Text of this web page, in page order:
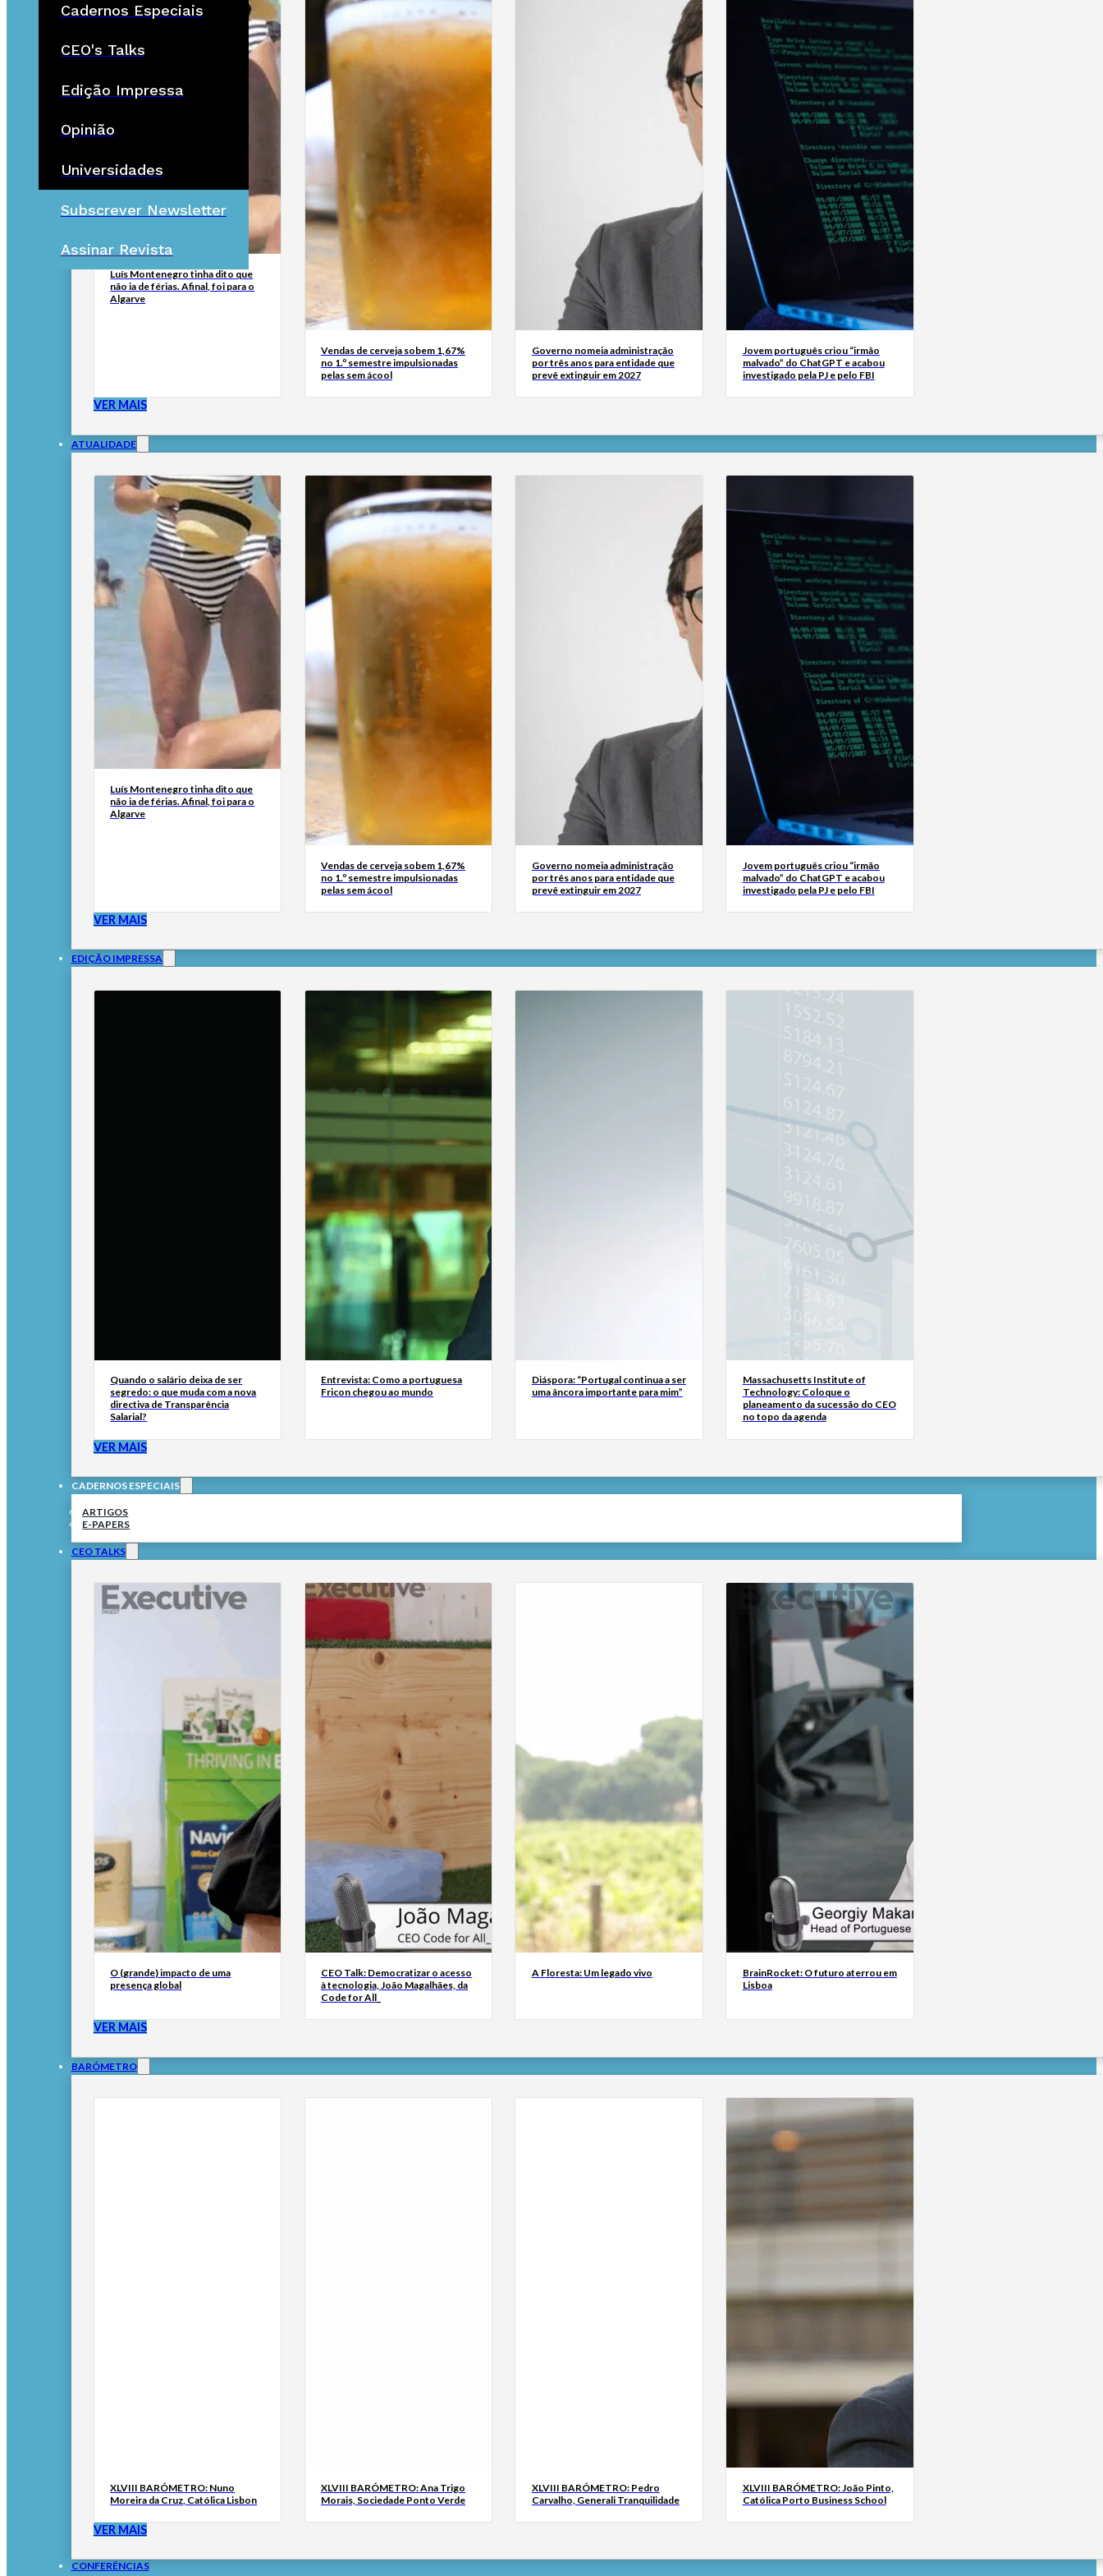
Cadernos Especiais
CEO's Talks
Edição Impressa
Opinião
Universidades
Subscrever Newsletter
Assinar Revista
Luís Montenegro tinha dito que
não ia de férias. Afinal, foi para o
Algarve
Vendas de cerveja sobem 1,67%
no 1.º semestre impulsionadas
pelas sem ácool
Governo nomeia administração
por três anos para entidade que
prevê extinguir em 2027
Jovem português criou “irmão
malvado” do ChatGPT e acabou
investigado pela PJ e pelo FBI
VER MAIS
ATUALIDADE
Luís Montenegro tinha dito que
não ia de férias. Afinal, foi para o
Algarve
Vendas de cerveja sobem 1,67%
no 1.º semestre impulsionadas
pelas sem ácool
Governo nomeia administração
por três anos para entidade que
prevê extinguir em 2027
Jovem português criou “irmão
malvado” do ChatGPT e acabou
investigado pela PJ e pelo FBI
VER MAIS
EDIÇÃO IMPRESSA
Quando o salário deixa de ser
segredo: o que muda com a nova
directiva de Transparência
Salarial?
Entrevista: Como a portuguesa
Fricon chegou ao mundo
Diáspora: “Portugal continua a ser
uma âncora importante para mim”
Massachusetts Institute of
Technology: Coloque o
planeamento da sucessão do CEO
no topo da agenda
VER MAIS
CADERNOS ESPECIAIS
ARTIGOS
E-PAPERS
CEO TALKS
O (grande) impacto de uma
presença global
CEO Talk: Democratizar o acesso
à tecnologia, João Magalhães, da
Code for All_
A Floresta: Um legado vivo
BrainRocket: O futuro aterrou em
Lisboa
VER MAIS
BARÓMETRO
XLVIII BARÓMETRO: Nuno
Moreira da Cruz, Católica Lisbon
XLVIII BARÓMETRO: Ana Trigo
Morais, Sociedade Ponto Verde
XLVIII BARÓMETRO: Pedro
Carvalho, Generali Tranquilidade
XLVIII BARÓMETRO: João Pinto,
Católica Porto Business School
VER MAIS
CONFERÊNCIAS